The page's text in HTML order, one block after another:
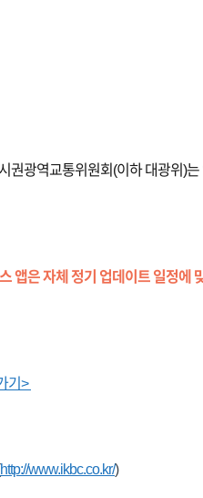
권광역교통위원회(이하 대광위)
앱은 자체 정기 업데이트 일정에
기>
http://www.ikbc.co.kr/)